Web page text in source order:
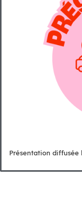
Présentation diffusée